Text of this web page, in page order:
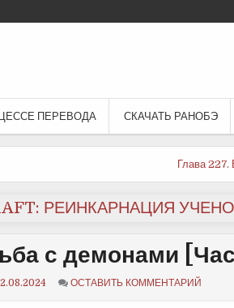
ПЕРЕВОДА СКАЧАТЬ РАНОБЭ
Глава 227.
РЕИНКАРНАЦИЯ
с демонами
ОСТАВИТЬ КОММЕНТАРИЙ